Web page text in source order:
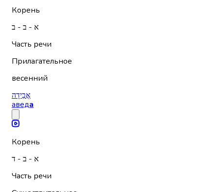
Корень
א - ב - ב
Часть речи
Прилагательное
весенний
אֲבֵידָה
аведа
Корень
א - ב - ד
Часть речи